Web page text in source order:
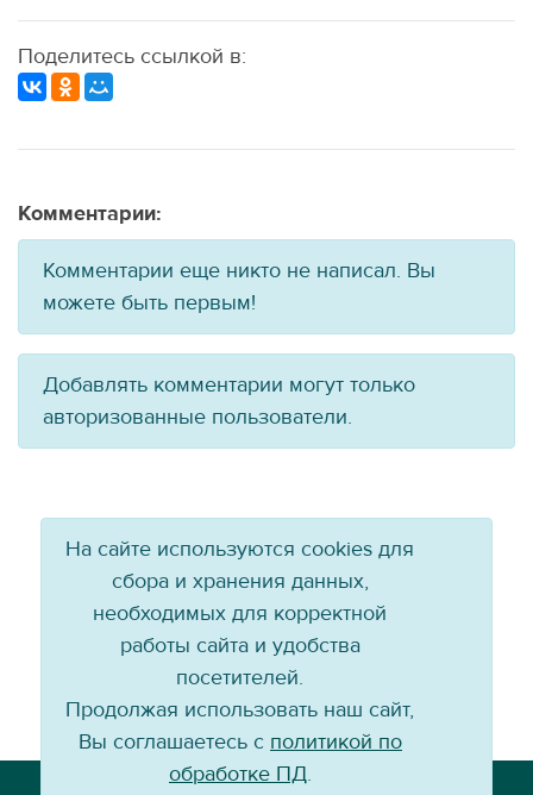
Поделитесь ссылкой в:
Комментарии:
Комментарии еще никто не написал. Вы
можете быть первым!
Добавлять комментарии могут только
авторизованные пользователи.
На сайте используются cookies для
сбора и хранения данных,
необходимых для корректной
работы сайта и удобства
посетителей.
Продолжая использовать наш сайт,
Вы соглашаетесь с политикой по
обработке ПД.